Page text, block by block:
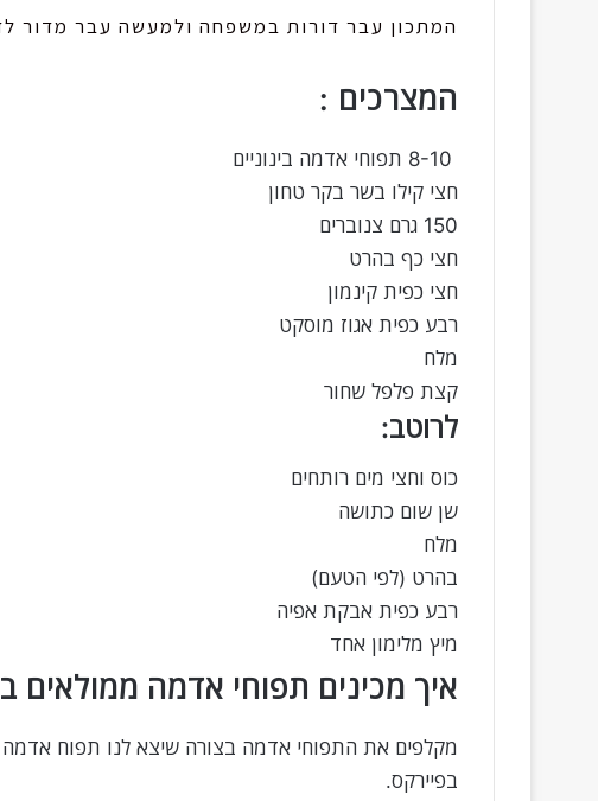
המתכון עבר דורות במשפחה ולמעשה עבר מדור לדור כבר
המצרכים :
חצי קילו בשר בקר טחון
150 גרם צנוברים
חצי כף בהרט
חצי כפית קינמון
רבע כפית אגוז מוסקט
מלח
קצת פלפל שחור
לרוטב:
כוס וחצי מים רותחים
שן שום כתושה
מלח
בהרט (לפי הטעם)
רבע כפית אבקת אפיה
מיץ מלימון אחד
איך מכינים תפוחי אדמה ממולאים
מקלפים את התפוחי אדמה בצורה שיצא לנו תפוח אדמה
בפיירקס.